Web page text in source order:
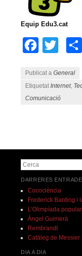
Equip Edu3.cat
Publicat aGeneral
EtiquetatInternet,
Comunicació
Cerca
DARRERES
Cocociència
Frederick Banting i
L’Olimpíada
Àngel Guimerà
Rembrandt
Catàleg de Messier
DIA A DIA